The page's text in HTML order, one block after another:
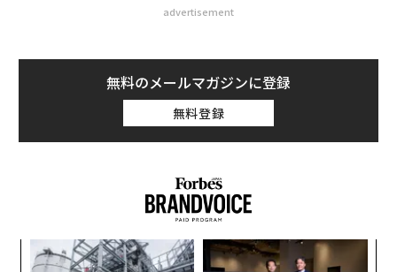
advertisement
無料のメールマガジンに登録
無料登録